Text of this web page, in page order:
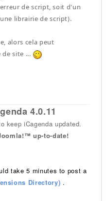
de script, soit d'un
librairie de script).
alors cela peut
site ...
4.0.11
keep iCagenda updated.
up-to-date!
take 5 minutes to post a
Directory) .